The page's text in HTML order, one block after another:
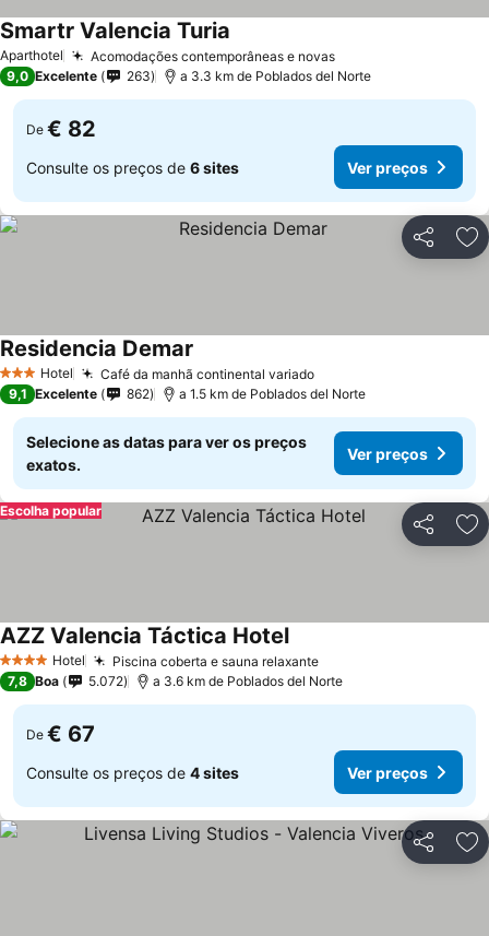
Aparthotel Acomodações contemporâneas e novas
Smartr Valencia Turia
9,0 Excelente 263 a 3.3 km de Poblados del Norte
De € 82
Consulte os preços de 6 sites Ver preços
Partilhar
3 EstrelasHotel Café da manhã continental variado
Residencia Demar
9,1 Excelente 862 a 1.5 km de Poblados del Norte
Selecione as datas para ver os preços
exatos.
Ver preços
Partilhar
Escolha popular
4 EstrelasHotel Piscina coberta e sauna relaxante
AZZ Valencia Táctica Hotel
7,8 Boa 5.072 a 3.6 km de Poblados del Norte
De € 67
Consulte os preços de 4 sites Ver preços
Partilhar